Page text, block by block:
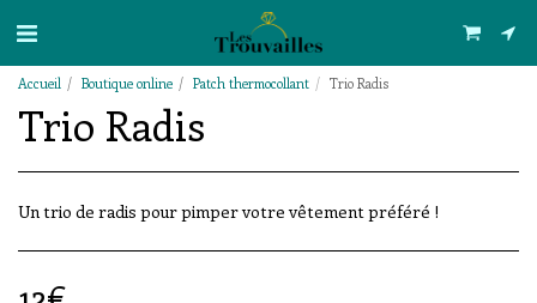
Accueil Boutique online Patch thermocollant Trio Radis
Trio Radis
Un trio de radis pour pimper votre vêtement préféré !